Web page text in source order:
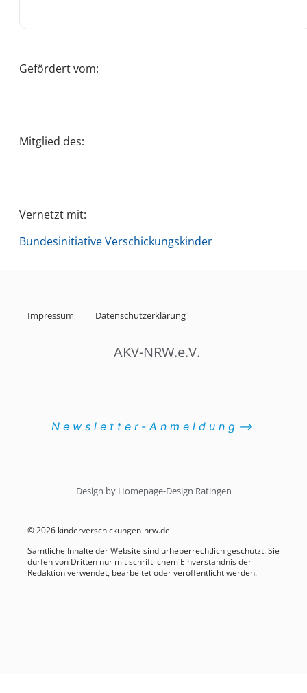
Gefördert vom:
Mitglied des:
Vernetzt mit:
Bundesinitiative Verschickungskinder
Impressum Datenschutzerklärung
AKV-NRW.e.V.
Newsletter-Anmeldung⟶
Design by Homepage-Design Ratingen
© 2026 kinderverschickungen-nrw.de
Sämtliche Inhalte der Website sind urheberrechtlich geschützt. Sie
dürfen von Dritten nur mit schriftlichem Einverständnis der
Redaktion verwendet, bearbeitet oder veröffentlicht werden.